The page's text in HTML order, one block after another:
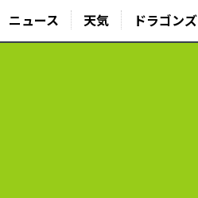
ニュース 天気 ドラゴンズ